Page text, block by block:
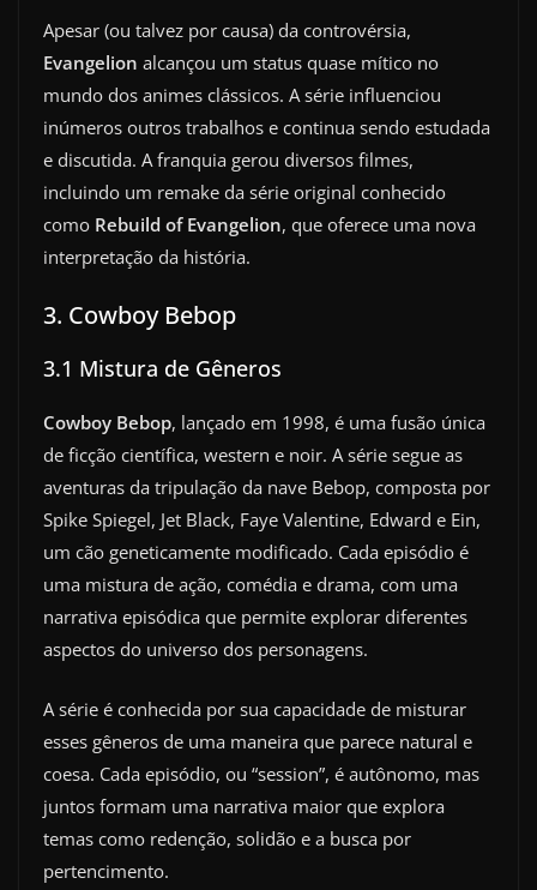
Apesar (ou talvez por causa) da controvérsia,
Evangelion alcançou um status quase mítico no
mundo dos animes clássicos. A série influenciou
inúmeros outros trabalhos e continua sendo estudada
e discutida. A franquia gerou diversos filmes,
incluindo um remake da série original conhecido
como Rebuild of Evangelion, que oferece uma nova
interpretação da história.
3. Cowboy Bebop
3.1 Mistura de Gêneros
Cowboy Bebop, lançado em 1998, é uma fusão única
de ficção científica, western e noir. A série segue as
aventuras da tripulação da nave Bebop, composta por
Spike Spiegel, Jet Black, Faye Valentine, Edward e Ein,
um cão geneticamente modificado. Cada episódio é
uma mistura de ação, comédia e drama, com uma
narrativa episódica que permite explorar diferentes
aspectos do universo dos personagens.
A série é conhecida por sua capacidade de misturar
esses gêneros de uma maneira que parece natural e
coesa. Cada episódio, ou “session”, é autônomo, mas
juntos formam uma narrativa maior que explora
temas como redenção, solidão e a busca por
pertencimento.